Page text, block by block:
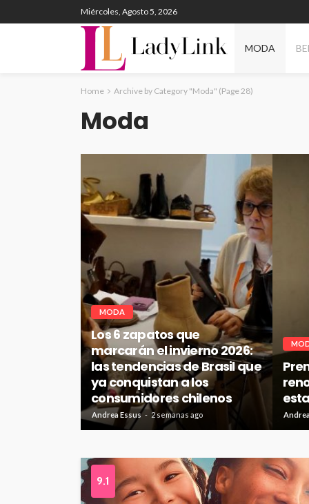
Miércoles, Agosto 5, 2026
MODA
Home Archive by Category "Moda" (Page 28)
Moda
MODA
Los 6 zapatos que
marcarán el invierno 2026:
las tendencias de Brasil que
ya conquistan a los
consumidores chilenos
Andrea Essus 2 semanas ago
9.1